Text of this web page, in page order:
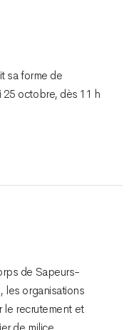
sa forme de
octobre, dès 11 h
de Sapeurs-
les organisations
le recrutement et